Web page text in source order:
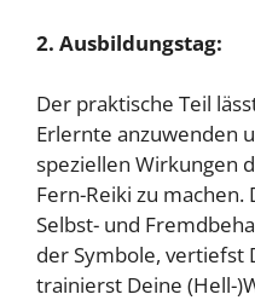
2. Ausbildungstag:
Der praktische Teil
Erlernte anzuwenden
speziellen Wirkungen
Fern-Reiki zu
Selbst- und
der Symbole, vertiefst
trainierst Deine (Hell-